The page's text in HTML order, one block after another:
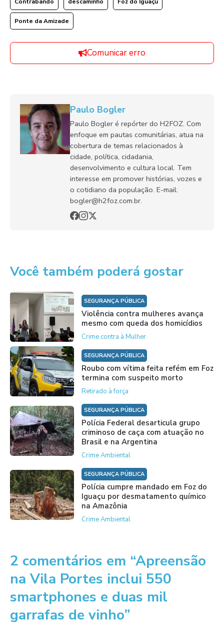
Ponte da Amizade
Comunicar erro
Paulo Bogler
Paulo Bogler é repórter do H2FOZ. Com
enfoque em pautas comunitárias, atua na
cobertura de temas relacionados à
cidade, política, cidadania,
desenvolvimento e cultura local. Tem
interesse em promover histórias, vozes e
o cotidiano da população. E-mail:
bogler@h2foz.com.br.
Você também poderá gostar
SEGURANÇA PÚBLICA
Violência contra mulheres avança
mesmo com queda dos homicídios
Crime contra à Mulher
SEGURANÇA PÚBLICA
Roubo com vítima feita refém em Foz
termina com suspeito morto
Retirado à força
SEGURANÇA PÚBLICA
Polícia Federal desarticula grupo
criminoso de caça com atuação no
Brasil e na Argentina
Crime Ambiental
SEGURANÇA PÚBLICA
Polícia cumpre mandado em Foz do
Iguaçu por desmatamento químico
na Amazônia
Crime Ambiental
2 comentários em “Apreensão
na Vila Portes inclui 550
smartphones e duas mil
garrafas de vinho”